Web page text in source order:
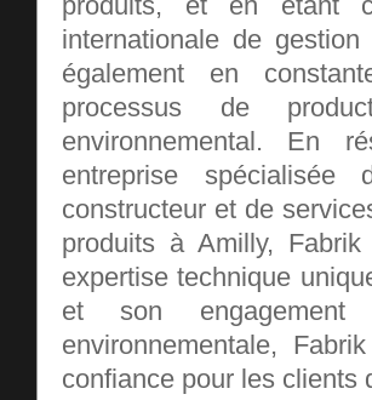
internationale de gestion
également en
processus de
environnemental. En
entreprise
constructeur et de
produits à Amilly,
expertise technique
et son
environnementale,
confiance pour les clients